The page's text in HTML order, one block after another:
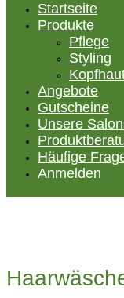
Startseite
Produkte
Pflege
Styling
Angebote
Gutscheine
Unsere
Häufige
Anmelden